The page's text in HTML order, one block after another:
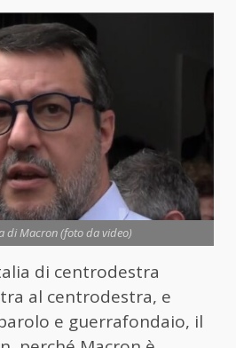
di Macron (foto da video)
di centrodestra
al centrodestra, e
e guerrafondaio, il